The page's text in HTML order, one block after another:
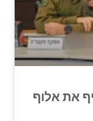
את אלוף